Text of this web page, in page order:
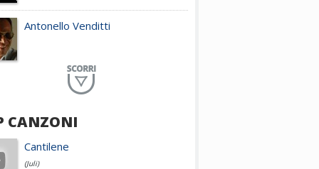
Antonello Venditti
Planet Funk
Achille Lauro
CANZONI
Cantilene
(Juli)